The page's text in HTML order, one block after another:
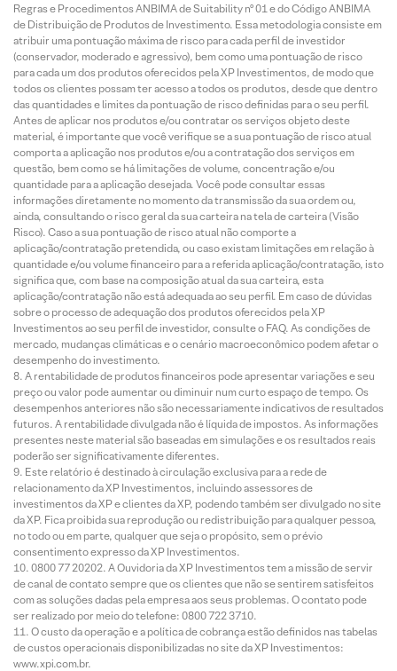
Regras e Procedimentos ANBIMA de Suitability nº 01 e do Código ANBIMA
de Distribuição de Produtos de Investimento. Essa metodologia consiste em
atribuir uma pontuação máxima de risco para cada perfil de investidor
(conservador, moderado e agressivo), bem como uma pontuação de risco
para cada um dos produtos oferecidos pela XP Investimentos, de modo que
todos os clientes possam ter acesso a todos os produtos, desde que dentro
das quantidades e limites da pontuação de risco definidas para o seu perfil.
Antes de aplicar nos produtos e/ou contratar os serviços objeto deste
material, é importante que você verifique se a sua pontuação de risco atual
comporta a aplicação nos produtos e/ou a contratação dos serviços em
questão, bem como se há limitações de volume, concentração e/ou
quantidade para a aplicação desejada. Você pode consultar essas
informações diretamente no momento da transmissão da sua ordem ou,
ainda, consultando o risco geral da sua carteira na tela de carteira (Visão
Risco). Caso a sua pontuação de risco atual não comporte a
aplicação/contratação pretendida, ou caso existam limitações em relação à
quantidade e/ou volume financeiro para a referida aplicação/contratação, isto
significa que, com base na composição atual da sua carteira, esta
aplicação/contratação não está adequada ao seu perfil. Em caso de dúvidas
sobre o processo de adequação dos produtos oferecidos pela XP
Investimentos ao seu perfil de investidor, consulte o FAQ. As condições de
mercado, mudanças climáticas e o cenário macroeconômico podem afetar o
desempenho do investimento.
A rentabilidade de produtos financeiros pode apresentar variações e seu
preço ou valor pode aumentar ou diminuir num curto espaço de tempo. Os
desempenhos anteriores não são necessariamente indicativos de resultados
futuros. A rentabilidade divulgada não é líquida de impostos. As informações
presentes neste material são baseadas em simulações e os resultados reais
poderão ser significativamente diferentes.
Este relatório é destinado à circulação exclusiva para a rede de
relacionamento da XP Investimentos, incluindo assessores de
investimentos da XP e clientes da XP, podendo também ser divulgado no site
da XP. Fica proibida sua reprodução ou redistribuição para qualquer pessoa,
no todo ou em parte, qualquer que seja o propósito, sem o prévio
consentimento expresso da XP Investimentos.
0800 77 20202. A Ouvidoria da XP Investimentos tem a missão de servir
de canal de contato sempre que os clientes que não se sentirem satisfeitos
com as soluções dadas pela empresa aos seus problemas. O contato pode
ser realizado por meio do telefone: 0800 722 3710.
O custo da operação e a política de cobrança estão definidos nas tabelas
de custos operacionais disponibilizadas no site da XP Investimentos:
www.xpi.com.br.